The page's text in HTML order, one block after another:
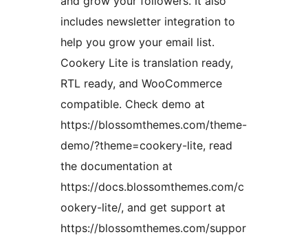
includes newsletter integration to
help you grow your email list.
Cookery Lite is translation ready,
RTL ready, and WooCommerce
compatible. Check demo at
https://blossomthemes.com/theme-
demo/?theme=cookery-lite, read
the documentation at
https://docs.blossomthemes.com/c
ookery-lite/, and get support at
https://blossomthemes.com/suppor